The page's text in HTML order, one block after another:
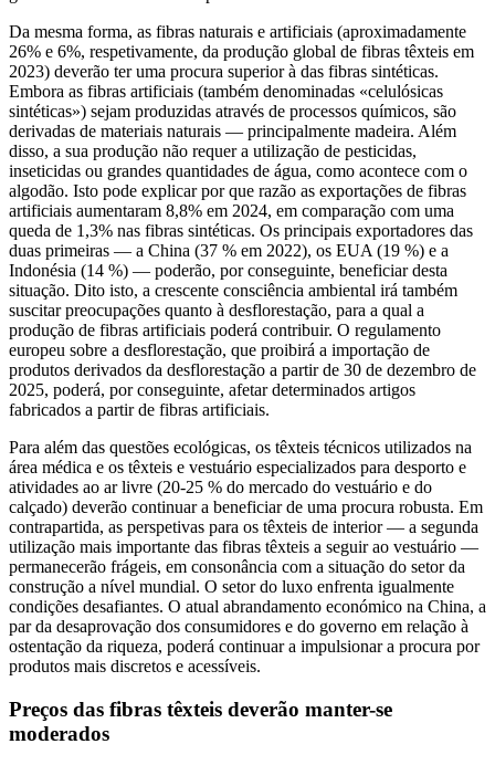
Da mesma forma, as fibras naturais e artificiais (aproximadamente
26% e 6%, respetivamente, da produção global de fibras têxteis em
2023) deverão ter uma procura superior à das fibras sintéticas.
Embora as fibras artificiais (também denominadas «celulósicas
sintéticas») sejam produzidas através de processos químicos, são
derivadas de materiais naturais — principalmente madeira. Além
disso, a sua produção não requer a utilização de pesticidas,
inseticidas ou grandes quantidades de água, como acontece com o
algodão. Isto pode explicar por que razão as exportações de fibras
artificiais aumentaram 8,8% em 2024, em comparação com uma
queda de 1,3% nas fibras sintéticas. Os principais exportadores das
duas primeiras — a China (37 % em 2022), os EUA (19 %) e a
Indonésia (14 %) — poderão, por conseguinte, beneficiar desta
situação. Dito isto, a crescente consciência ambiental irá também
suscitar preocupações quanto à desflorestação, para a qual a
produção de fibras artificiais poderá contribuir. O regulamento
europeu sobre a desflorestação, que proibirá a importação de
produtos derivados da desflorestação a partir de 30 de dezembro de
2025, poderá, por conseguinte, afetar determinados artigos
fabricados a partir de fibras artificiais.
Para além das questões ecológicas, os têxteis técnicos utilizados na
área médica e os têxteis e vestuário especializados para desporto e
atividades ao ar livre (20-25 % do mercado do vestuário e do
calçado) deverão continuar a beneficiar de uma procura robusta. Em
contrapartida, as perspetivas para os têxteis de interior — a segunda
utilização mais importante das fibras têxteis a seguir ao vestuário —
permanecerão frágeis, em consonância com a situação do setor da
construção a nível mundial. O setor do luxo enfrenta igualmente
condições desafiantes. O atual abrandamento económico na China, a
par da desaprovação dos consumidores e do governo em relação à
ostentação da riqueza, poderá continuar a impulsionar a procura por
produtos mais discretos e acessíveis.
Preços das fibras têxteis deverão manter-se
moderados